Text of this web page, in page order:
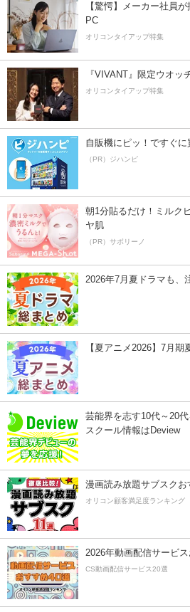
【驚愕】メーカー社員
PC
オリコンタイアップ特集
『VIVANT』限定ウオ
オリコンタイアップ特集
自販機にピッ！ですぐに
（PR）ジハンピ
朝1分貼るだけ！ミルク
ヤ肌
（PR）サボリーノ
2026年7月夏ドラマも、
【夏アニメ2026】7月期
芸能界を志す10代～20
スクール情報はDeview
漫画読み放題サブスクお
オリコン顧客満足度ランキング
2026年動画配信サービ
CS動画配信サービス20選